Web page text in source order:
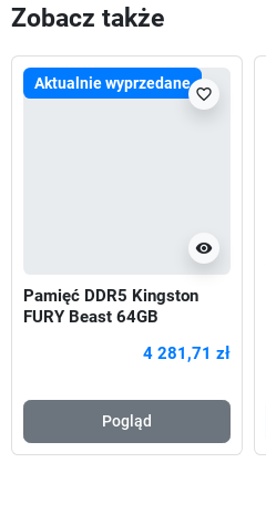
Zobacz także
Aktualnie wyprzedane
visibility
favorite_border
Pamięć DDR5 Kingston
FURY Beast 64GB
4 281,71 zł
Pogląd